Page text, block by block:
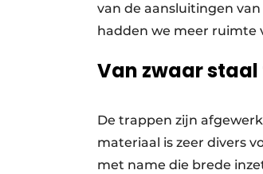
van de aansluitingen
hadden we meer ruimte
Van zwaar
De trappen zijn
materiaal is zeer divers
met name die brede